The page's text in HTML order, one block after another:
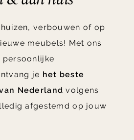
verbouwen of op
meubels! Met ons
persoonlijke
je het beste
Nederland volgens
afgestemd op jouw